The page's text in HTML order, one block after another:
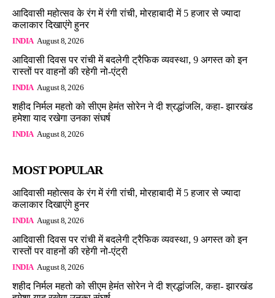
आदिवासी महोत्सव के रंग में रंगी रांची, मोरहाबादी में 5 हजार से ज्यादा
कलाकार दिखाएंगे हुनर
INDIA August 8, 2026
आदिवासी दिवस पर रांची में बदलेगी ट्रैफिक व्यवस्था, 9 अगस्त को इन
रास्तों पर वाहनों की रहेगी नो-एंट्री
INDIA August 8, 2026
शहीद निर्मल महतो को सीएम हेमंत सोरेन ने दी श्रद्धांजलि, कहा- झारखंड
हमेशा याद रखेगा उनका संघर्ष
INDIA August 8, 2026
MOST POPULAR
आदिवासी महोत्सव के रंग में रंगी रांची, मोरहाबादी में 5 हजार से ज्यादा
कलाकार दिखाएंगे हुनर
INDIA August 8, 2026
आदिवासी दिवस पर रांची में बदलेगी ट्रैफिक व्यवस्था, 9 अगस्त को इन
रास्तों पर वाहनों की रहेगी नो-एंट्री
INDIA August 8, 2026
शहीद निर्मल महतो को सीएम हेमंत सोरेन ने दी श्रद्धांजलि, कहा- झारखंड